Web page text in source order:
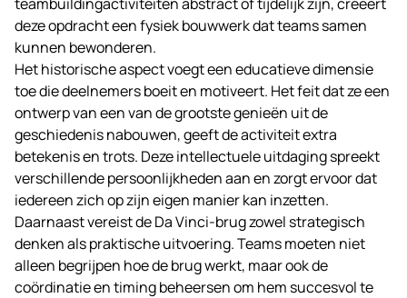
deze opdracht een fysiek bouwwerk dat teams samen
kunnen bewonderen.
Het historische aspect voegt een educatieve dimensie
toe die deelnemers boeit en motiveert. Het feit dat ze een
ontwerp van een van de grootste genieën uit de
geschiedenis nabouwen, geeft de activiteit extra
betekenis en trots. Deze intellectuele uitdaging spreekt
verschillende persoonlijkheden aan en zorgt ervoor dat
iedereen zich op zijn eigen manier kan inzetten.
Daarnaast vereist de Da Vinci-brug zowel strategisch
denken als praktische uitvoering. Teams moeten niet
alleen begrijpen hoe de brug werkt, maar ook de
coördinatie en timing beheersen om hem succesvol te